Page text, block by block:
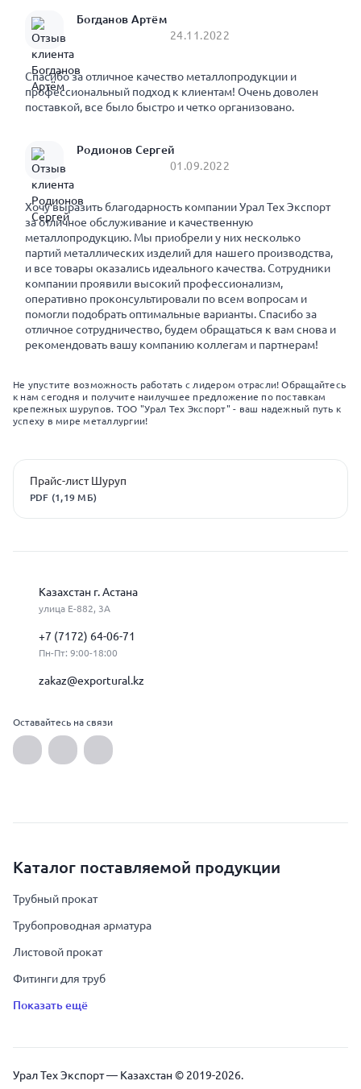
Богданов Артём
24.11.2022
Спасибо за отличное качество металлопродукции и
профессиональный подход к клиентам! Очень доволен
поставкой, все было быстро и четко организовано.
Родионов Сергей
01.09.2022
Хочу выразить благодарность компании Урал Тех Экспорт
за отличное обслуживание и качественную
металлопродукцию. Мы приобрели у них несколько
партий металлических изделий для нашего производства,
и все товары оказались идеального качества. Сотрудники
компании проявили высокий профессионализм,
оперативно проконсультировали по всем вопросам и
помогли подобрать оптимальные варианты. Спасибо за
отличное сотрудничество, будем обращаться к вам снова и
рекомендовать вашу компанию коллегам и партнерам!
Не упустите возможность работать с лидером отрасли! Обращайтесь
к нам сегодня и получите наилучшее предложение по поставкам
крепежных шурупов. ТОО "Урал Тех Экспорт" - ваш надежный путь к
успеху в мире металлургии!
Прайс-лист Шуруп
PDF (1,19 МБ)
Казахстан г. Астана
улица Е-882, 3А
+7 (7172) 64-06-71
Пн-Пт: 9:00-18:00
zakaz@exportural.kz
Оставайтесь на связи
Каталог поставляемой продукции
Трубный прокат
Трубопроводная арматура
Листовой прокат
Фитинги для труб
Показать ещё
Урал Тех Экспорт — Казахстан © 2019-2026.